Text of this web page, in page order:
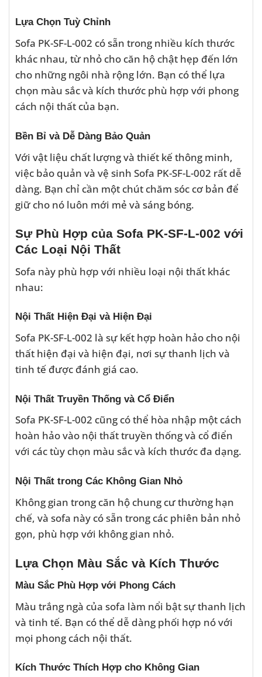
Lựa Chọn Tuỳ Chỉnh
Sofa PK-SF-L-002 có sẵn trong nhiều kích thước
khác nhau, từ nhỏ cho căn hộ chật hẹp đến lớn
cho những ngôi nhà rộng lớn. Bạn có thể lựa
chọn màu sắc và kích thước phù hợp với phong
cách nội thất của bạn.
Bền Bỉ và Dễ Dàng Bảo Quản
Với vật liệu chất lượng và thiết kế thông minh,
việc bảo quản và vệ sinh Sofa PK-SF-L-002 rất dễ
dàng. Bạn chỉ cần một chút chăm sóc cơ bản để
giữ cho nó luôn mới mẻ và sáng bóng.
Sự Phù Hợp của Sofa PK-SF-L-002 với
Các Loại Nội Thất
Sofa này phù hợp với nhiều loại nội thất khác
nhau:
Nội Thất Hiện Đại và Hiện Đại
Sofa PK-SF-L-002 là sự kết hợp hoàn hảo cho nội
thất hiện đại và hiện đại, nơi sự thanh lịch và
tinh tế được đánh giá cao.
Nội Thất Truyền Thống và Cổ Điển
Sofa PK-SF-L-002 cũng có thể hòa nhập một cách
hoàn hảo vào nội thất truyền thống và cổ điển
với các tùy chọn màu sắc và kích thước đa dạng.
Nội Thất trong Các Không Gian Nhỏ
Không gian trong căn hộ chung cư thường hạn
chế, và sofa này có sẵn trong các phiên bản nhỏ
gọn, phù hợp với không gian nhỏ.
Lựa Chọn Màu Sắc và Kích Thước
Màu Sắc Phù Hợp với Phong Cách
Màu trắng ngà của sofa làm nổi bật sự thanh lịch
và tinh tế. Bạn có thể dễ dàng phối hợp nó với
mọi phong cách nội thất.
Kích Thước Thích Hợp cho Không Gian